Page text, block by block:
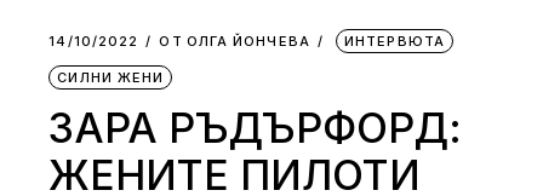
14/10/2022 ОТ ОЛГА ЙОНЧЕВА ИНТЕРВЮТА
СИЛНИ ЖЕНИ
ЗАРА РЪДЪРФОРД:
ЖЕНИТЕ ПИЛОТИ